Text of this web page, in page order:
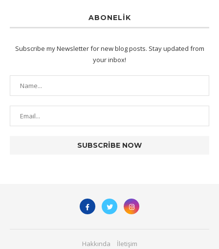
ABONELIK
Subscribe my Newsletter for new blog posts. Stay updated from
your inbox!
Hakkında İletişim